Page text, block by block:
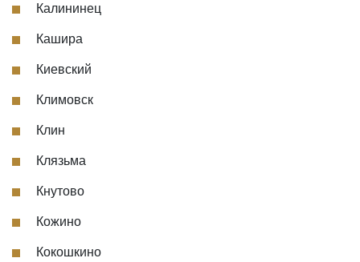
Калининец
Кашира
Киевский
Климовск
Клин
Клязьма
Кнутово
Кожино
Кокошкино